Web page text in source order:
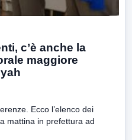
c’è anche la
maggiore
Ecco l’elenco dei
mattina in prefettura ad